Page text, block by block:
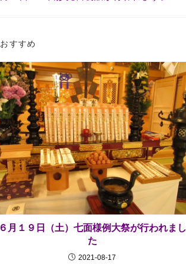
おすすめ
６月１９日（土）七面様例大祭が行われまし
た
2021-08-17